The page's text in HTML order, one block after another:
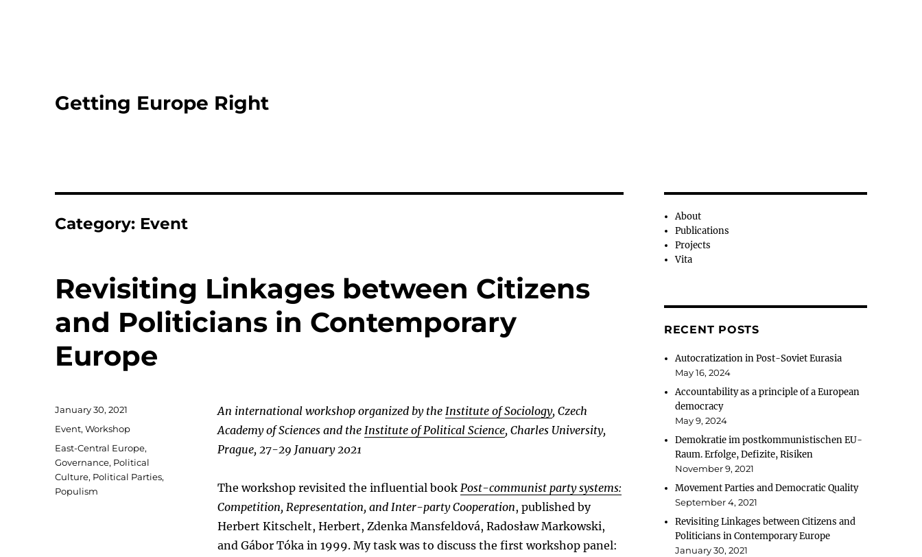
Getting Europe Right
Category: Event
Revisiting Linkages between Citizens
and Politicians in Contemporary
Europe
An international workshop organized by the Institute of Sociology, Czech
Academy of Sciences and the Institute of Political Science, Charles University,
Prague, 27-29 January 2021
The workshop revisited the influential book Post-communist party systems:
Competition, Representation, and Inter-party Cooperation, published by
Herbert Kitschelt, Herbert, Zdenka Mansfeldová, Radosław Markowski,
and Gábor Tóka in 1999. My task was to discuss the first workshop panel:
Posted
on
January 30, 2021
Categories
Event,Workshop
Tags
East-Central Europe,
Governance, Political
Culture, Political Parties,
Populism
About
Publications
Projects
Vita
RECENT POSTS
Autocratization in Post-Soviet Eurasia
May 16, 2024
Accountability as a principle of a European
democracy
May 9, 2024
Demokratie im postkommunistischen EU-
Raum. Erfolge, Defizite, Risiken
November 9, 2021
Movement Parties and Democratic Quality
September 4, 2021
Revisiting Linkages between Citizens and
Politicians in Contemporary Europe
January 30, 2021